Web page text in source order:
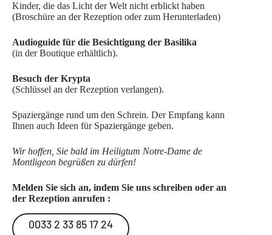
Kinder, die das Licht der Welt nicht erblickt haben
(Broschüre an der Rezeption oderzum Herunterladen)
Audioguide für die Besichtigung der Basilika
(in der Boutique erhältlich).
Besuch der Krypta
(Schlüssel an der Rezeption verlangen).
Spaziergänge rund um den Schrein. Der Empfang kann
Ihnen auch Ideen für Spaziergänge geben.
Wir hoffen, Sie bald im Heiligtum Notre-Dame de
Montligeon begrüßen zu dürfen!
Melden Sie sich an, indem Sie uns schreiben oder an
der Rezeption anrufen :
0033 2 33 85 17 24